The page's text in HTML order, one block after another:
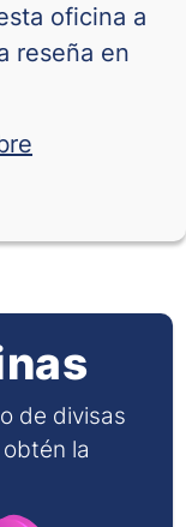
oficina a
reseña en
de divisas
la